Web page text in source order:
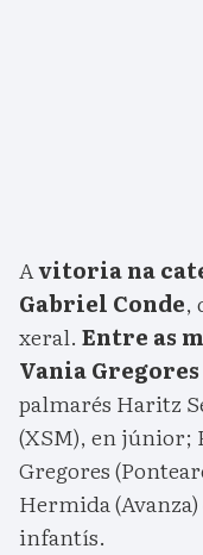
Avitoria na
Gabriel Conde,
xeral. Entre as
Vania Gregores
palmarés Haritz
(XSM), en júnior;
Gregores
Hermida
infantís.